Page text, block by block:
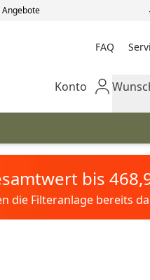
FAQ
Mein Konto
Konto
bis
die Filteranlage bereits